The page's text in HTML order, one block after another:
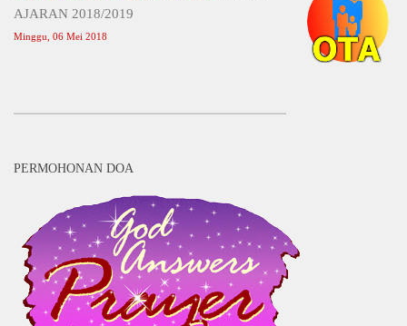
AJARAN 2018/2019
Minggu, 06 Mei 2018
PERMOHONAN DOA